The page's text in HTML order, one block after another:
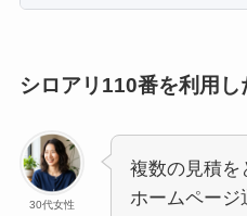
シロアリ110番を利用し
30代女性
複数の見積を
ホームページ